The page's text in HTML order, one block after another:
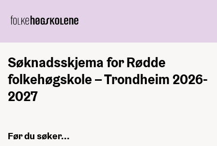
Søknadsskjema for Rødde
folkehøgskole – Trondheim 2026-
2027
Før du søker...